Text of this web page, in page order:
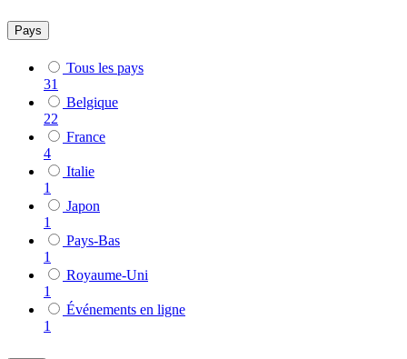
Pays
Tous les pays
31
Belgique
22
France
4
Italie
1
Japon
1
Pays-Bas
1
Royaume-Uni
1
Événements en ligne
1